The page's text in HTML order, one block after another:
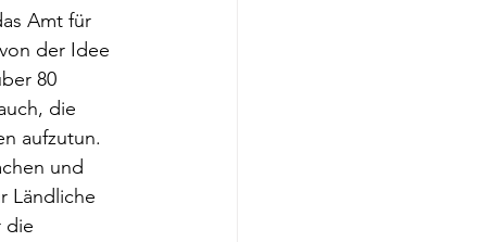
Amt für
der Idee
80
die
aufzutun.
und
Ländliche
die